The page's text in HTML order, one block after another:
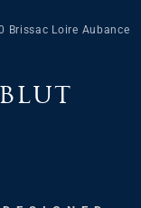
Brissac Loire Aubance